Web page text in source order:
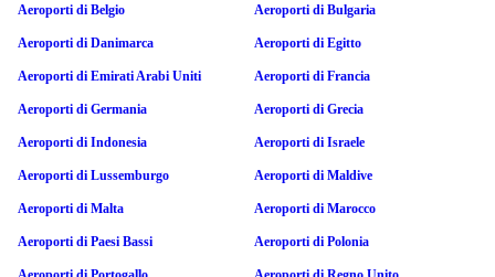
Aeroporti di Belgio Aeroporti di Bulgaria
Aeroporti di Danimarca Aeroporti di Egitto
Aeroporti di Emirati Arabi Uniti Aeroporti di Francia
Aeroporti di Germania Aeroporti di Grecia
Aeroporti di Indonesia Aeroporti di Israele
Aeroporti di Lussemburgo Aeroporti di Maldive
Aeroporti di Malta Aeroporti di Marocco
Aeroporti di Paesi Bassi Aeroporti di Polonia